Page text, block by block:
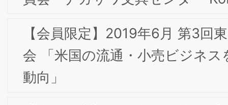
般社団法人ブランド戦略経営研究所の登録商標で
大阪事務局：〒532-0011 大阪市淀川区西中島7-
17 新大阪上野東洋ビル3階
Copyright ©2026 一般社団法人 ブランド戦略経営研究所
All Rights Reserved.